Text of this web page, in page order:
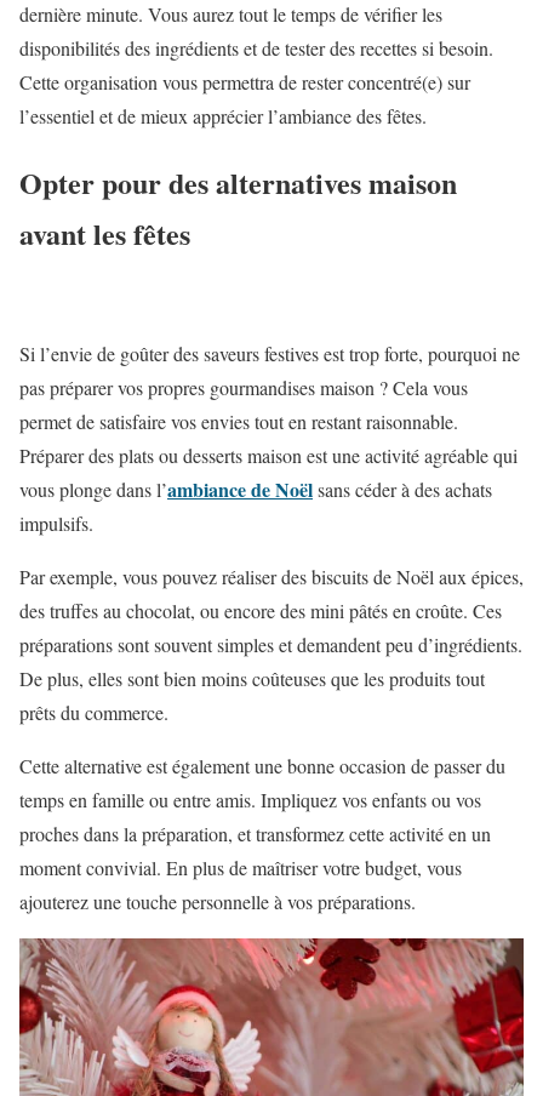
dernière minute. Vous aurez tout le temps de vérifier les
disponibilités des ingrédients et de tester des recettes si besoin.
Cette organisation vous permettra de rester concentré(e) sur
l’essentiel et de mieux apprécier l’ambiance des fêtes.
Opter pour des alternatives maison
avant les fêtes
Si l’envie de goûter des saveurs festives est trop forte, pourquoi ne
pas préparer vos propres gourmandises maison ? Cela vous
permet de satisfaire vos envies tout en restant raisonnable.
Préparer des plats ou desserts maison est une activité agréable qui
vous plonge dans l’ambiance de Noëlsans céder à des achats
impulsifs.
Par exemple, vous pouvez réaliser des biscuits de Noël aux épices,
des truffes au chocolat, ou encore des mini pâtés en croûte. Ces
préparations sont souvent simples et demandent peu d’ingrédients.
De plus, elles sont bien moins coûteuses que les produits tout
prêts du commerce.
Cette alternative est également une bonne occasion de passer du
temps en famille ou entre amis. Impliquez vos enfants ou vos
proches dans la préparation, et transformez cette activité en un
moment convivial. En plus de maîtriser votre budget, vous
ajouterez une touche personnelle à vos préparations.